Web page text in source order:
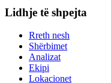
Lidhje të shpejta
Rreth nesh
Shërbimet
Analizat
Ekipi
Lokacionet